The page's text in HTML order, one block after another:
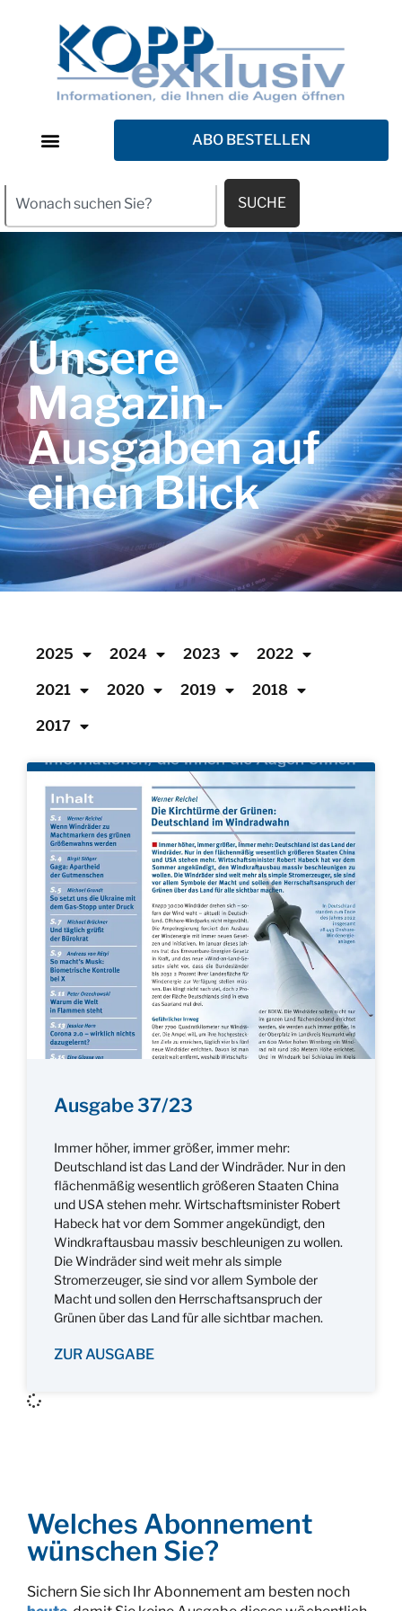
ABO BESTELLEN
SUCHE
Unsere
Magazin-
Ausgaben auf
einen Blick
2025 2024 2023 2022
2021 2020 2019 2018
2017
Ausgabe 37/23
Immer höher, immer größer, immer mehr:
Deutschland ist das Land der Windräder. Nur in den
flächenmäßig wesentlich größeren Staaten China
und USA stehen mehr. Wirtschaftsminister Robert
Habeck hat vor dem Sommer angekündigt, den
Windkraftausbau massiv beschleunigen zu wollen.
Die Windräder sind weit mehr als simple
Stromerzeuger, sie sind vor allem Symbole der
Macht und sollen den Herrschaftsanspruch der
Grünen über das Land für alle sichtbar machen.
ZUR AUSGABE
Welches Abonnement
wünschen Sie?
Sichern Sie sich Ihr Abonnement am besten noch